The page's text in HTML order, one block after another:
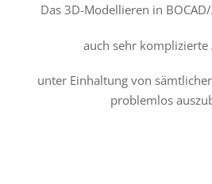
Das 3D-Modellieren in
auch sehr komplizierte
unter Einhaltung von
problemlos